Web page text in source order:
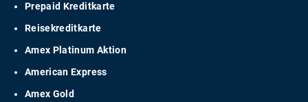
Prepaid Kreditkarte
Reisekreditkarte
Amex Platinum Aktion
American Express
Amex Gold